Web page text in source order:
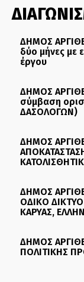
ΔΗΜΟΣ
δύο μήνες με
έργου
ΔΗΜΟΣ
σύμβαση
ΔΑΣΟΛΟΓΩΝ)
ΔΗΜΟΣ
ΔΗΜΟΣ
ΟΔΙΚΟ
ΚΑΡΥΑΣ,
ΔΗΜΟΣ
ΠΟΛΙΤΙΚΗΣ